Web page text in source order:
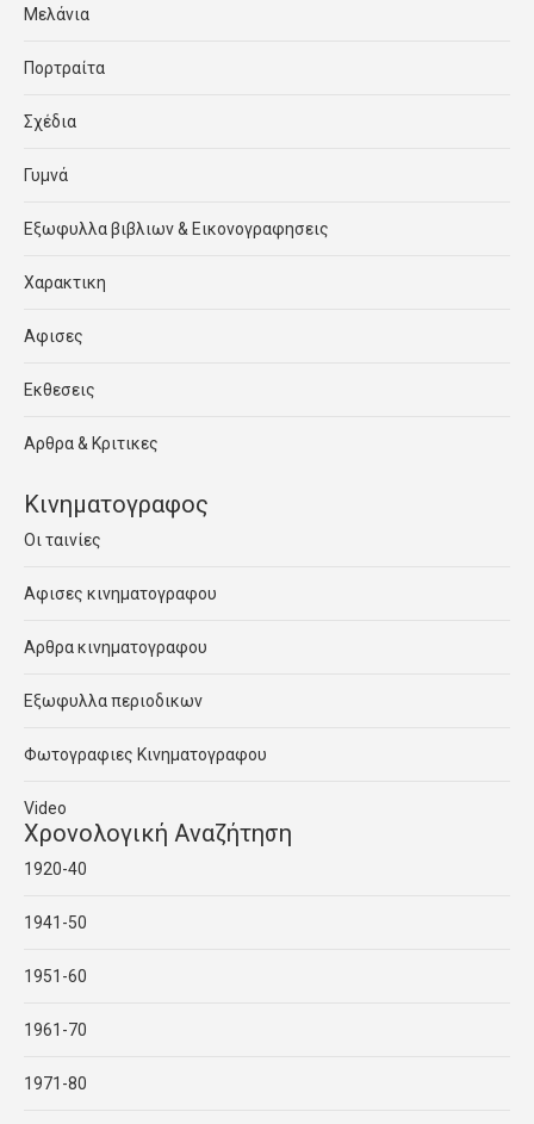
Μελάνια
Πορτραίτα
Σχέδια
Γυμνά
Εξωφυλλα βιβλιων & Εικονογραφησεις
Χαρακτικη
Αφισες
Εκθεσεις
Αρθρα & Κριτικες
Κινηματογραφος
Οι ταινίες
Αφισες κινηματογραφου
Αρθρα κινηματογραφου
Εξωφυλλα περιοδικων
Φωτογραφιες Κινηματογραφου
Video
Χρονολογική Αναζήτηση
1920-40
1941-50
1951-60
1961-70
1971-80